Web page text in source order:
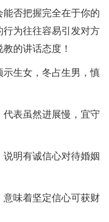
否把握完全在于你的
为往往容易引发对方
的讲话态度！
生女，冬占生男，慎
表虽然进展慢，宜守
明有诚信心对待婚姻
味着坚定信心可获财